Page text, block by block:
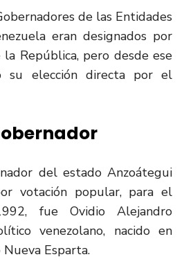
de las Entidades
eran designados por
República, pero desde ese
su elección directa por el
del estado Anzoátegui
votación popular, para el
fue Ovidio Alejandro
venezolano, nacido en
Esparta.